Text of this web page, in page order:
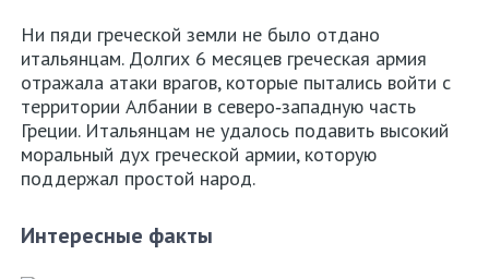
Ни пяди греческой земли не было отдано
итальянцам. Долгих 6 месяцев греческая армия
отражала атаки врагов, которые пытались войти с
территории Албании в северо‑западную часть
Греции. Итальянцам не удалось подавить высокий
моральный дух греческой армии, которую
поддержал простой народ.
Интересные факты